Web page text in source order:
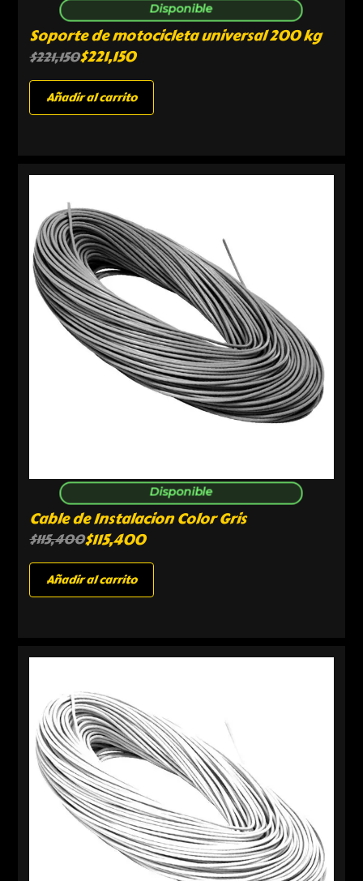
Disponible
Soporte de motocicleta universal 200 kg
$221,150$221,150
Añadir al carrito
Disponible
Cable de Instalacion Color Gris
$115,400$115,400
Añadir al carrito